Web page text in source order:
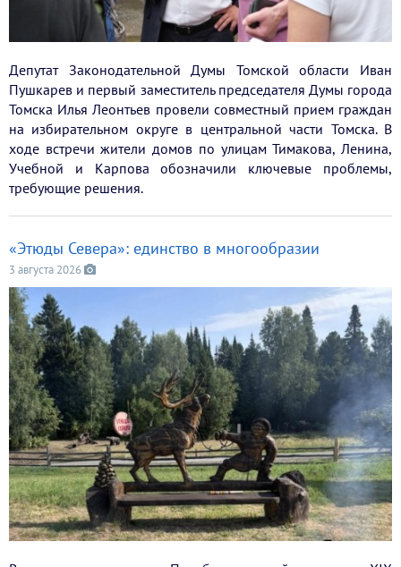
Депутат Законодательной Думы Томской области Иван
Пушкарев и первый заместитель председателя Думы города
Томска Илья Леонтьев провели совместный прием граждан
на избирательном округе в центральной части Томска. В
ходе встречи жители домов по улицам Тимакова, Ленина,
Учебной и Карпова обозначили ключевые проблемы,
требующие решения.
«Этюды Севера»: единство в многообразии
3 августа 2026